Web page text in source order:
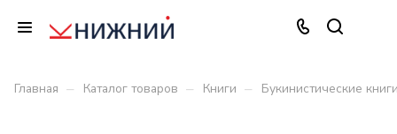
Главная – Каталог товаров – Книги – Букинистические